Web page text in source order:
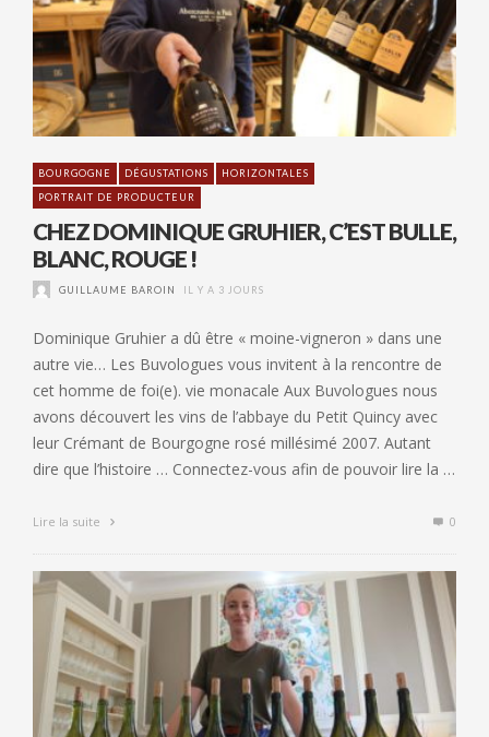
BOURGOGNE DÉGUSTATIONS
HORIZONTALES
PORTRAIT DE PRODUCTEUR
CHEZ DOMINIQUE GRUHIER, C’EST BULLE,
BLANC, ROUGE !
GUILLAUME BAROIN IL Y A 3 JOURS
Dominique Gruhier a dû être « moine-vigneron » dans une
autre vie… Les Buvologues vous invitent à la rencontre de
cet homme de foi(e). vie monacale Aux Buvologues nous
avons découvert les vins de l’abbaye du Petit Quincy avec
leur Crémant de Bourgogne rosé millésimé 2007. Autant
dire que l’histoire … Connectez-vous afin de pouvoir lire la …
Lire la suite 0